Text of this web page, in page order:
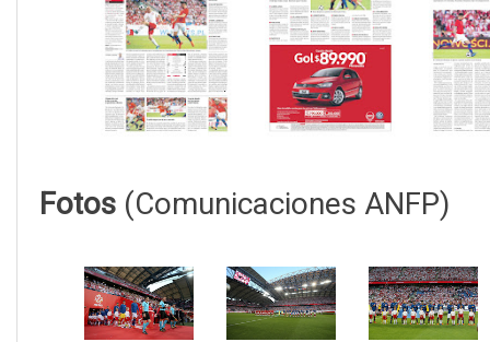
Fotos (Comunicaciones ANFP)